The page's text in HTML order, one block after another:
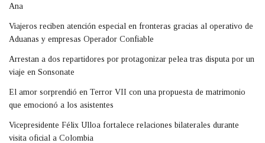
Ana
Viajeros reciben atención especial en fronteras gracias al operativo de
Aduanas y empresas Operador Confiable
Arrestan a dos repartidores por protagonizar pelea tras disputa por un
viaje en Sonsonate
El amor sorprendió en Terror VII con una propuesta de matrimonio
que emocionó a los asistentes
Vicepresidente Félix Ulloa fortalece relaciones bilaterales durante
visita oficial a Colombia